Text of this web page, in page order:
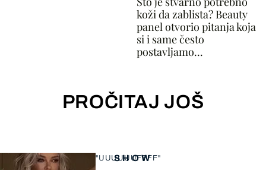
koži da zablista? Beauty
panel otvorio pitanja koja
si i same često
postavljamo...
PROČITAJ JOŠ
SHOW
"UUUUUUFFFF"